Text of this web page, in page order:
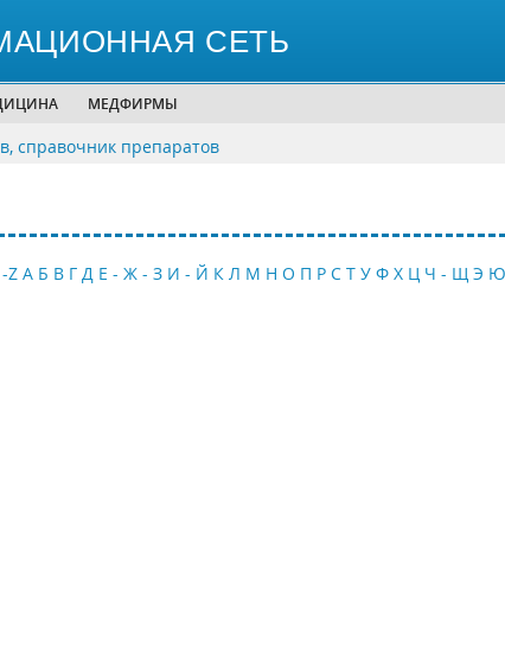
СЕТЬ
МЕДФИРМЫ
справочник препаратов
Z А Б В Г Д Е - Ж - З И - Й К Л М Н О П Р С Т У Ф Х Ц Ч - Щ Э Ю